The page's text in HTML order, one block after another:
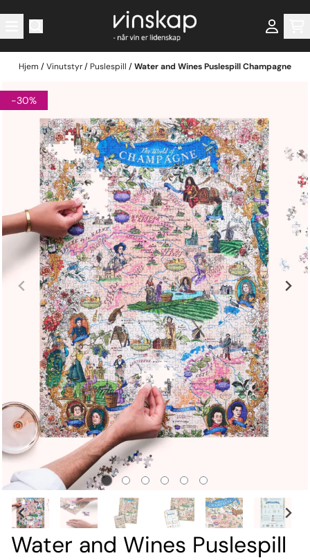
Hopp til innhold
Hjem /Vinutstyr/ Puslespill /Water and Wines Puslespill Champagne
-30%
Water and Wines Puslespill